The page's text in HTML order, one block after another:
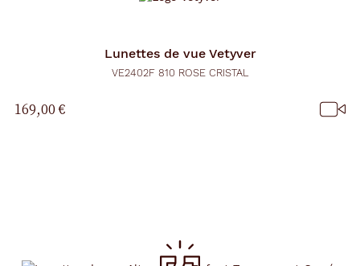
Lunettes de vue Vetyver
VE2402F 810 ROSE CRISTAL
169,00 €